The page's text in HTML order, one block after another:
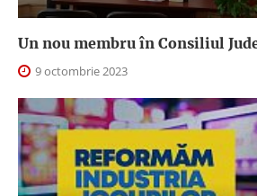
Un nou membru în Consiliul
9 octombrie 2023